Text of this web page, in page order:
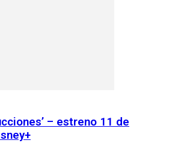
– estreno 11 de